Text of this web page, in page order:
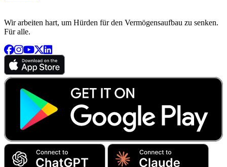
Wir arbeiten hart, um Hürden für den Vermögensaufbau zu senken.
Für alle.